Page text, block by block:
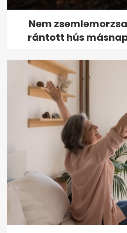
Nem
rántott hús